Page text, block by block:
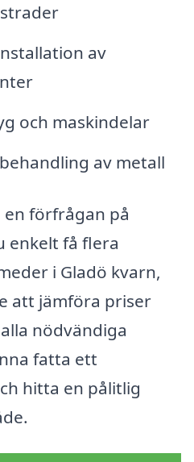
av
och maskindelar
av metall
en förfrågan på
enkelt få flera
i Gladö kvarn,
att jämföra priser
nödvändiga
fatta ett
hitta en pålitlig